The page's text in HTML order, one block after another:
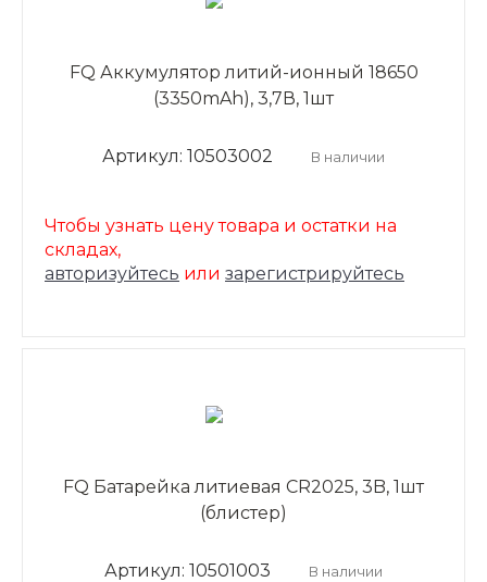
FQ Аккумулятор литий-ионный 18650
(3350mAh), 3,7В, 1шт
Артикул: 10503002 В наличии
Чтобы узнать цену товара и остатки на
складах,
авторизуйтесь или зарегистрируйтесь
FQ Батарейка литиевая CR2025, 3B, 1шт
(блистер)
Артикул: 10501003 В наличии